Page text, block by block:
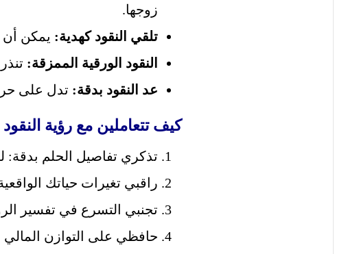
زوجها.
تلقي النقود كهدية: يمكن
النقود الورقية الممزقة:
عد النقود بدقة: تدل على
كيف تتعاملين مع رؤية
تذكري تفاصيل الحلم بدقة:
راقبي تغيرات حياتك
تجنبي التسرع في تفسير
حافظي على التوازن المالي